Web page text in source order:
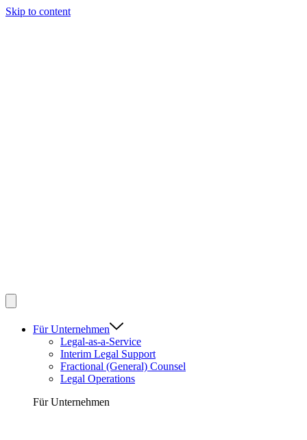
Skip to content
Für Unternehmen
Legal-as-a-Service
Interim Legal Support
Fractional (General) Counsel
Legal Operations
Für Unternehmen